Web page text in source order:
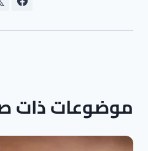
موضوعات ذات